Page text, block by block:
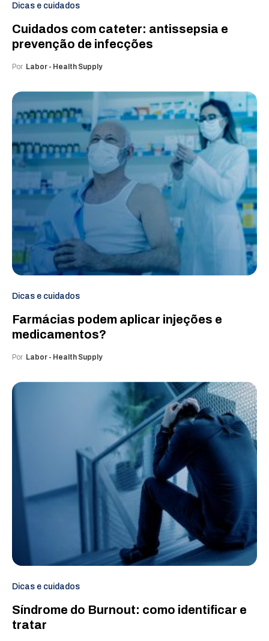
Dicas e cuidados
Cuidados com cateter: antissepsia e
prevenção de infecções
Por Labor - Health Supply
Dicas e cuidados
Farmácias podem aplicar injeções e
medicamentos?
Por Labor - Health Supply
Dicas e cuidados
Síndrome do Burnout: como identificar e
tratar